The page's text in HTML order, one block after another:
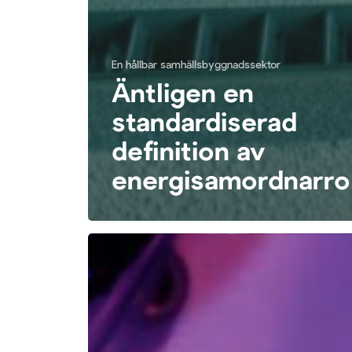
En hållbar samhällsbyggnadssektor
Äntligen en
standardiserad
definition av